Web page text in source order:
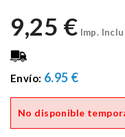
9,25 € Imp.
Envío: 6.95 €
No disponible